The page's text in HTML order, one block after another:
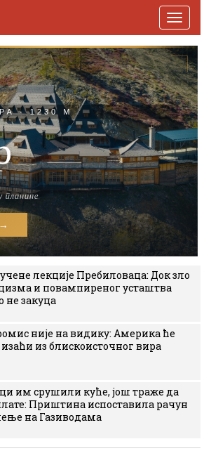
лекције Пребиловаца: Док зло
и повампиреног усташтва
не закуца
није на видику: Америка ће
из блискоисточног вира
им срушили куће, још траже да
Приштина испоставила рачун
на Газиводама